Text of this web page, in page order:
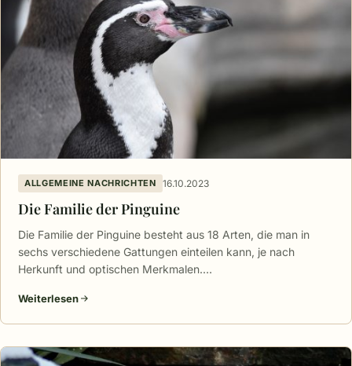
ALLGEMEINE NACHRICHTEN 16.10.2023
Die Familie der Pinguine
Die Familie der Pinguine besteht aus 18 Arten, die man in
sechs verschiedene Gattungen einteilen kann, je nach
Herkunft und optischen Merkmalen.…
Weiterlesen